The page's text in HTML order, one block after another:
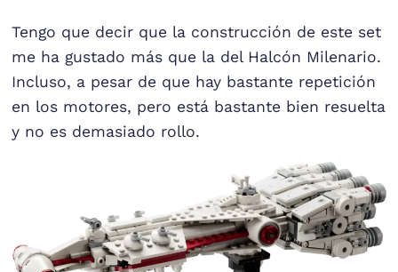
Tengo que decir que la construcción de este set
me ha gustado más que la del Halcón Milenario.
Incluso, a pesar de que hay bastante repetición
en los motores, pero está bastante bien resuelta
y no es demasiado rollo.